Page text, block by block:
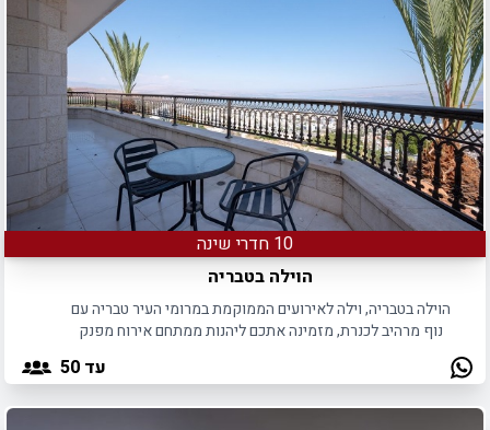
10 חדרי שינה
הוילה בטבריה
הוילה בטבריה, וילה לאירועים הממוקמת במרומי העיר טבריה עם
נוף מרהיב לכנרת, מזמינה אתכם ליהנות ממתחם אירוח מפנק
עד 50